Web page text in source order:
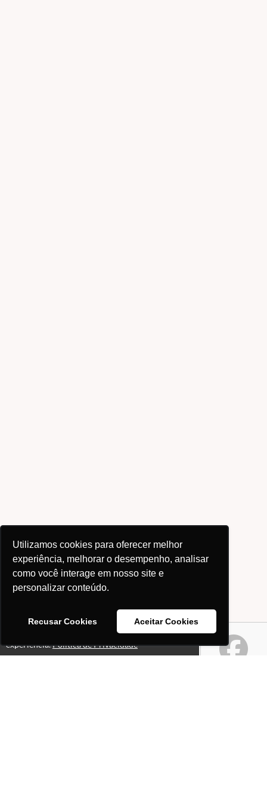
Utilizamos cookies para oferecer melhor
experiência, melhorar o desempenho, analisar
como você interage em nosso site e
personalizar conteúdo.
Recusar Cookies Aceitar Cookies
Este site usa cookies para melhorar sua
experiência.Política de Privacidade
Ok!